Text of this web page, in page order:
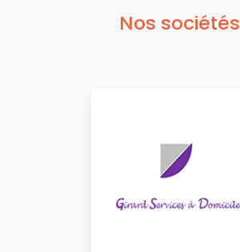
Nos sociétés